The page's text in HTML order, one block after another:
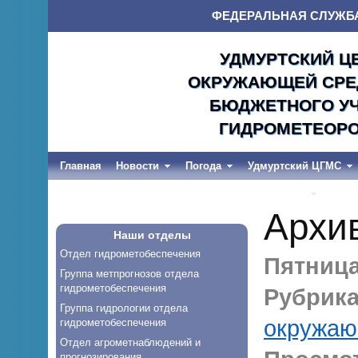
ФЕДЕРАЛЬНАЯ
УДМУРТСКИЙ
ОКРУЖАЮЩЕЙ
БЮДЖЕТНОГО
Главная Новости Погода Удмуртский ЦГМС
Наши отделы
Отдел гидрометобеспечения
Группа метпрогнозов отдела
гидрометобеспечения
Группа гидрологии отдела
гидрометобеспечения
Отдел агрометнаблюдений и